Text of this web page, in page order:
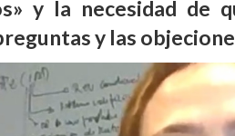
y la necesidad de
y las